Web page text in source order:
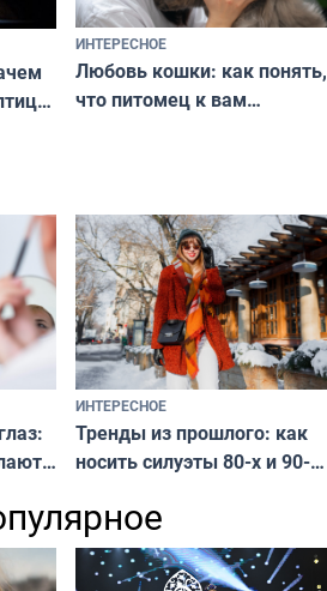
ИНТЕРЕСНОЕ
Любовь кошки: как понять,
что питомец к вам
ИНТЕРЕСНОЕ
Тренды из прошлого: как
носить силуэты 80-х и 90-
современно и стильно без
переплат